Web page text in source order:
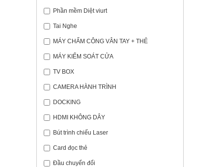
Phần mềm Diệt viurt
Tai Nghe
MÁY CHẤM CÔNG VÂN TAY + THẺ
MÁY KIỂM SOÁT CỬA
TV BOX
CAMERA HÀNH TRÌNH
DOCKING
HDMI KHÔNG DÂY
Bút trình chiếu Laser
Card đọc thẻ
Đầu chuyển đổi